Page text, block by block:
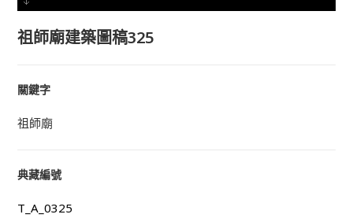
祖師廟建築圖稿325
關鍵字
祖師廟
典藏編號
T_A_0325